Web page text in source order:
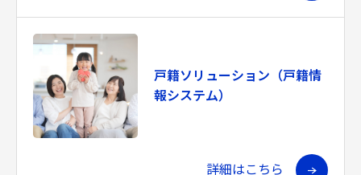
戸籍ソリューション（戸籍情
報システム）
詳細はこちら